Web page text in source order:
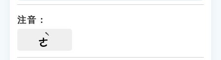
注音：
ㄜ